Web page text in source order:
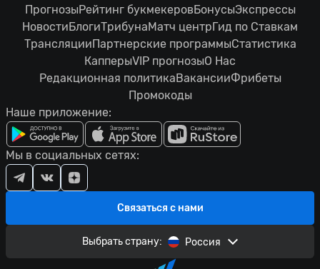
ПрогнозыРейтинг букмекеровБонусыЭкспрессы
НовостиБлогиТрибунаМатч центрГид по Ставкам
ТрансляцииПартнерские программыСтатистика
КапперыVIP прогнозыО Нас
Редакционная политикаВакансииФрибеты
Промокоды
Наше приложение:
Связаться с нами
Мы в социальных сетях:
Выбрать страну: Россия